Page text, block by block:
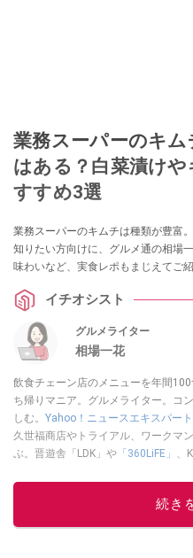
業務スーパーのキ
はある？白菜漬け
すすめ3選
業務スーパーのキムチは種類が豊富
知りたい方向けに、グルメ通の相場
味わいなど、実食レポもまじえてご紹
イチオシスト
グルメライター
相場一花
飲食チェーン店のメニューを年間
ち帰りマニア。グルメライター。コ
しむ。 Yahoo！ニュースエキスパー
久世福商店やトライアル、ワークマ
ぶ。晋遊舎「LDK」や 「360LiFE」
ルメライター、食の専門家として出演
続き